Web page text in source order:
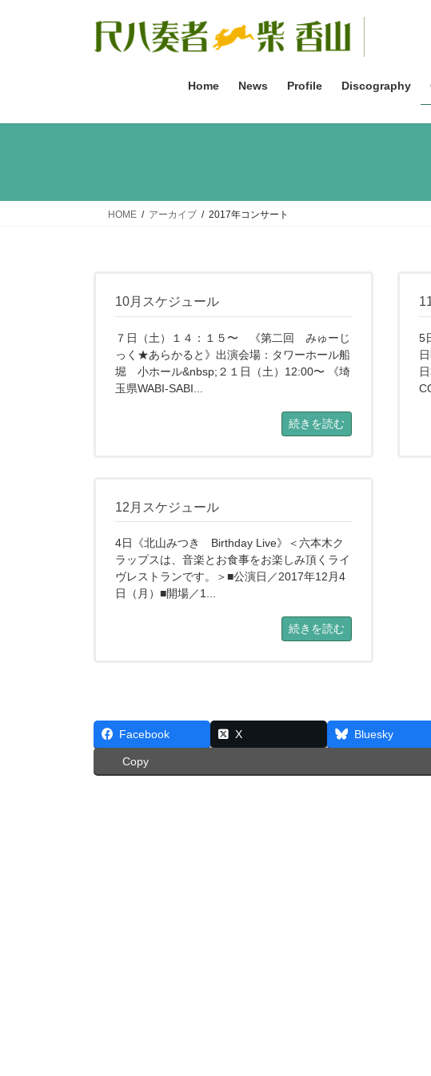
ス
ン
Home News Profile Discography
HOME アーカイブ 2017年コンサート
10月スケジュール
７日（土）１４：１５〜 《第二回 みゅーじ
っく★あらかると》出演会場：タワーホール船
堀 小ホール&nbsp;２１日（土）12:00〜 《埼
玉県WABI-SABI...
続きを読む
5
12月スケジュール
4日《北山みつき Birthday Live》＜六本木ク
ラップスは、音楽とお食事をお楽しみ頂くライ
ヴレストランです。＞■公演日／2017年12月4
日（月）■開場／1...
続きを読む
Facebook X Bluesky
Copy